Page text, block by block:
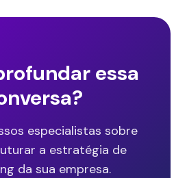
essa
especialistas sobre
a estratégia de
da sua empresa.